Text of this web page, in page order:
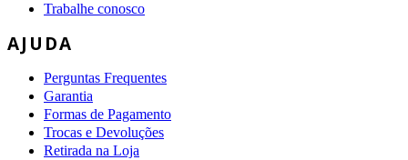
Trabalhe conosco
AJUDA
Perguntas Frequentes
Garantia
Formas de Pagamento
Trocas e Devoluções
Retirada na Loja